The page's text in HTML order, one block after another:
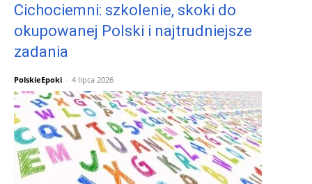
Cichociemni: szkolenie, skoki do
okupowanej Polski i najtrudniejsze
zadania
PolskieEpoki - 4 lipca 2026